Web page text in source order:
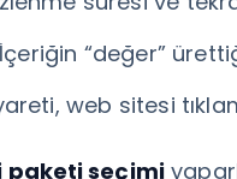
İçeriğin “değer”
web sitesi
seçimi